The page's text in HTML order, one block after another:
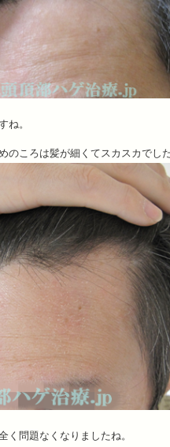
ね。
のころは髪が細くてスカスカでした
く問題なくなりましたね。